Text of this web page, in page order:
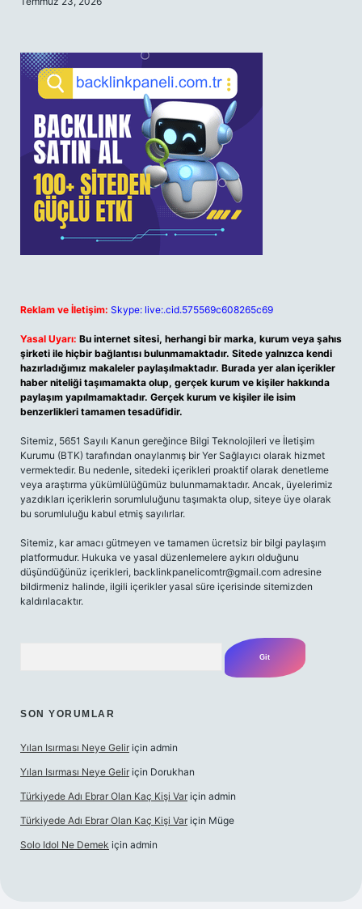
Reklam ve İletişim: Skype: live:.cid.575569c608265c69
Yasal Uyarı: Bu internet sitesi, herhangi bir marka, kurum veya şahıs
şirketi ile hiçbir bağlantısı bulunmamaktadır. Sitede yalnızca kendi
hazırladığımız makaleler paylaşılmaktadır. Burada yer alan içerikler
haber niteliği taşımamakta olup, gerçek kurum ve kişiler hakkında
paylaşım yapılmamaktadır. Gerçek kurum ve kişiler ile isim
benzerlikleri tamamen tesadüfidir.
Sitemiz, 5651 Sayılı Kanun gereğince Bilgi Teknolojileri ve İletişim
Kurumu (BTK) tarafından onaylanmış bir Yer Sağlayıcı olarak hizmet
vermektedir. Bu nedenle, sitedeki içerikleri proaktif olarak denetleme
veya araştırma yükümlülüğümüz bulunmamaktadır. Ancak, üyelerimiz
yazdıkları içeriklerin sorumluluğunu taşımakta olup, siteye üye olarak
bu sorumluluğu kabul etmiş sayılırlar.
Sitemiz, kar amacı gütmeyen ve tamamen ücretsiz bir bilgi paylaşım
platformudur. Hukuka ve yasal düzenlemelere aykırı olduğunu
düşündüğünüz içerikleri, backlinkpanelicomtr@gmail.com adresine
bildirmeniz halinde, ilgili içerikler yasal süre içerisinde sitemizden
kaldırılacaktır.
SON YORUMLAR
Yılan Isırması Neye Gelir için admin
Yılan Isırması Neye Gelir için Dorukhan
Türkiyede Adı Ebrar Olan Kaç Kişi Var için admin
Türkiyede Adı Ebrar Olan Kaç Kişi Var için Müge
Solo Idol Ne Demek için admin